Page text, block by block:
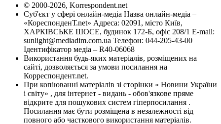
© 2000-2026, Korrespondent.net
Суб'єкт у сфері онлайн-медіа Назва онлайн-медіа –
«КореспонденТ.net» Адреса: 02091, місто Київ,
ХАРКІВСЬКЕ ШОСЕ, будинок 172-Б, офіс 208/1 E-mail:
sunlight@mediadim.com.ua Телефон: 044-205-43-00
Ідентифікатор медіа – R40-06068
Використання будь-яких матеріалів, розміщених на
сайті, дозволяється за умови посилання на
Корреспондент.net.
При копіюванні матеріалів зі сторінки « Новини України
і світу» , для інтернет - видань - обов'язкове пряме
відкрите для пошукових систем гіперпосилання .
Посилання має бути розміщена в незалежності від
повного або часткового використання матеріалів.